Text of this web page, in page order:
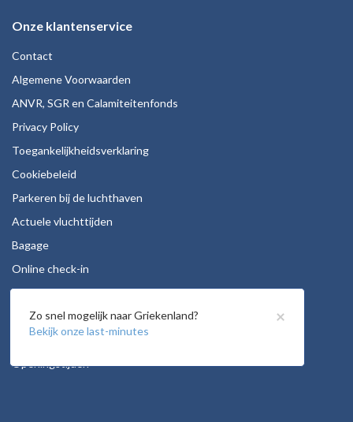
Onze klantenservice
Contact
Algemene Voorwaarden
ANVR, SGR en Calamiteitenfonds
Privacy Policy
Toegankelijkheidsverklaring
Cookiebeleid
Parkeren bij de luchthaven
Actuele vluchttijden
Bagage
Online check-in
Stoelreservering
Autohuur
Vacatures
Openingstijden
×
Zo snel mogelijk naar Griekenland?
Bekijk onze last-minutes